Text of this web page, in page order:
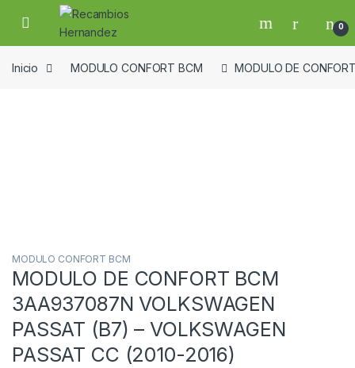
Skip to navigation
Skip to content
Open 0
Inicio MODULO CONFORT BCM MODULO DE
MODULO CONFORT BCM
MODULO DE CONFORT BCM
3AA937087N VOLKSWAGEN
PASSAT (B7) – VOLKSWAGEN
PASSAT CC (2010-2016)